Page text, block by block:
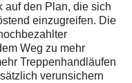
auf den Plan, die sich
einzugreifen. Die
Weg zu mehr
Treppenhandläufen
verunsichern